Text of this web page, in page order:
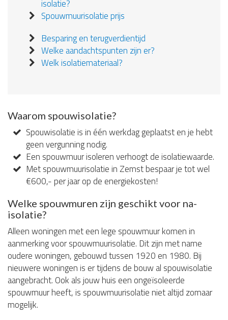
isolatie?
Spouwmuurisolatie prijs
Besparing en terugverdientijd
Welke aandachtspunten zijn er?
Welk isolatiemateriaal?
Waarom spouwisolatie?
Spouwisolatie is in één werkdag geplaatst en je hebt
geen vergunning nodig.
Een spouwmuur isoleren verhoogt de isolatiewaarde.
Met spouwmuurisolatie in Zemst bespaar je tot wel
€600,- per jaar op de energiekosten!
Welke spouwmuren zijn geschikt voor na-
isolatie?
Alleen woningen met een lege spouwmuur komen in
aanmerking voor spouwmuurisolatie. Dit zijn met name
oudere woningen, gebouwd tussen 1920 en 1980. Bij
nieuwere woningen is er tijdens de bouw al spouwisolatie
aangebracht. Ook als jouw huis een ongeïsoleerde
spouwmuur heeft, is spouwmuurisolatie niet altijd zomaar
mogelijk.